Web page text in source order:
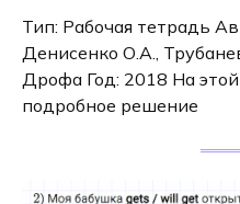
Тип: Рабочая тетрадь
Денисенко О.А.,
Дрофа Год: 2018 На
подробное решение